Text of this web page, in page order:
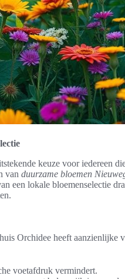
keuze voor iedereen
van duurzame bloemen
een lokale bloemenselectie
Orchidee heeft aanzienlijke
voetafdruk vermindert.